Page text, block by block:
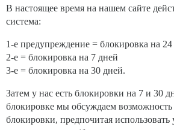
В настоящее время на нашем сайте
система:
1-е предупреждение = блокировка на 24
2-е = блокировка на 7 дней
3-е = блокировка на 30 дней.
Затем у нас есть блокировки на 7 и 30
блокировке мы обсуждаем возможность
блокировки, предпочитая использовать